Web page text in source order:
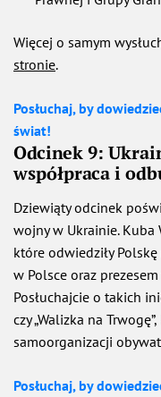
Więcej o samym
stronie.
Posłuchaj, by
świat!
Odcinek 9:
współpraca i
Dziewiąty odcinek
wojny w Ukrainie. Kuba
które odwiedziły
w Polsce oraz
Posłuchajcie o takich
czy „Walizka na
samoorganizacji
Posłuchaj, by